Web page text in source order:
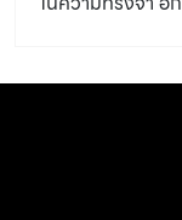
วีระชัย ดวงพลา